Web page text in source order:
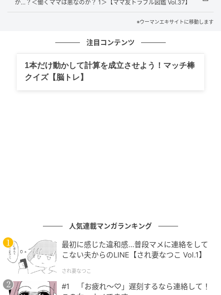
が…？＜働くママは悪なのか？ 1＞【ママ友トラブル図鑑 Vol.37】
※ウーマンエキサイトに移動します
注目コンテンツ
1本だけ動かして計算を成立させよう！マッチ棒
クイズ【脳トレ】
人気連載マンガランキング
最初に感じた違和感…普段マメに連絡をして
こない夫からのLINE【され妻なつこ Vol.1】
され妻なつこ
#1 「お疲れ〜♡」遅刻するなら連絡して！